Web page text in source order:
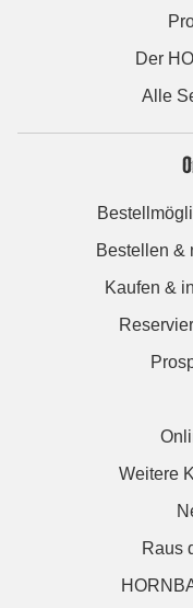
Der
Alle
Bestellen &
Kaufen &
Weitere
Raus